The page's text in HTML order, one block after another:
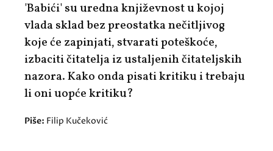
'Babići' su uredna književnost u kojoj
vlada sklad bez preostatka nečitljivog
koje će zapinjati, stvarati poteškoće,
izbaciti čitatelja iz ustaljenih čitateljskih
nazora. Kako onda pisati kritiku i trebaju
li oni uopće kritiku?
Piše: Filip Kučeković